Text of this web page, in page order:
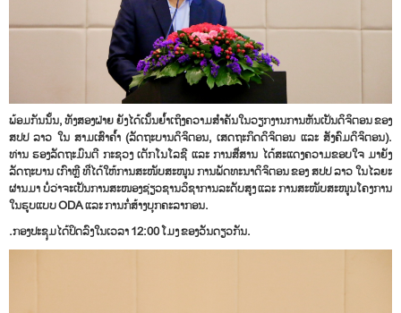
ພ້ອມກັນນັ້ນ,ທັງສອງຝ່າຍ ຍັງໄດ້ເນັ້ນຍໍ້າເຖິງຄວາມສໍາຄັນໃນວຽກງານການຫັນເປັນດິຈິຕອນ ຂອງ
ສປປ ລາວ ໃນ ສາມເສົາຄໍ້າ (ລັດຖະບານດິຈິຕອນ, ເສດຖະກິດດິຈິຕອນ ແລະ ສັງຄົມດິຈິຕອນ).
ທ່ານ ຮອງລັດຖະມົນຕີ ກະຊວງ ເຕັກໂນໂລຊີ ແລະ ການສື່ສານ ໄດ້ສະແດງຄວາມຂອບໃຈ ມາຍັງ
ລັດຖະບານ ເກົາຫຼີ ທີ່ໄດ້ໃຫ້ການສະໜັບສະໜູນ ການພັດທະນາດິຈິຕອນ ຂອງ ສປປລາວ ໃນໄລຍະ
ຜ່ານມາ ບໍ່ວ່າຈະເປັນການສະໜອງຊ່ຽວຊານວິຊາການລະດັບສູງ ແລະ ການສະໜັບສະໜູນໂຄງການ
ໃນຮູບແບບODAແລະ ການກໍ່ສ້າງບຸກຄະລາກອນ.
.ກອງປະຊຸມໄດ້ປິດລົງໃນເວລາ 12:00 ໂມງ ຂອງວັນດຽວກັນ.